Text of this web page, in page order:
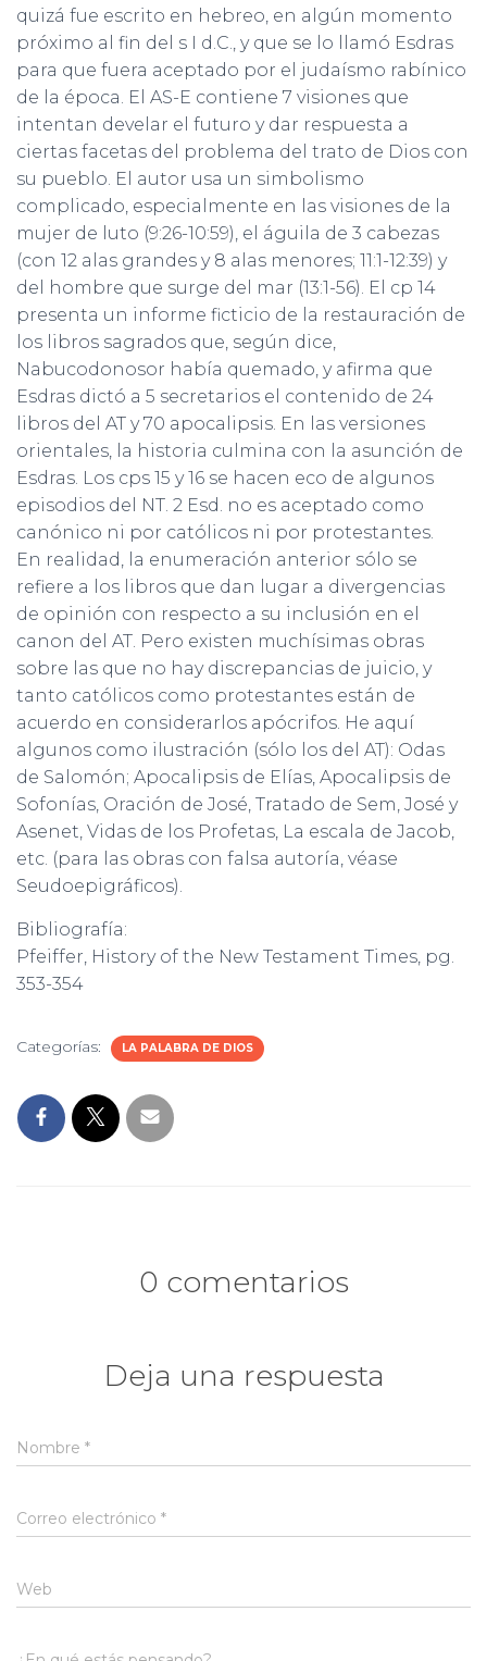
quizá fue escrito en hebreo, en algún momento
próximo al fin del s I d.C., y que se lo llamó Esdras
para que fuera aceptado por el judaísmo rabínico
de la época. El AS-E contiene 7 visiones que
intentan develar el futuro y dar respuesta a
ciertas facetas del problema del trato de Dios con
su pueblo. El autor usa un simbolismo
complicado, especialmente en las visiones de la
mujer de luto (9:26-10:59), el águila de 3 cabezas
(con 12 alas grandes y 8 alas menores; 11:1-12:39) y
del hombre que surge del mar (13:1-56). El cp 14
presenta un informe ficticio de la restauración de
los libros sagrados que, según dice,
Nabucodonosor había quemado, y afirma que
Esdras dictó a 5 secretarios el contenido de 24
libros del AT y 70 apocalipsis. En las versiones
orientales, la historia culmina con la asunción de
Esdras. Los cps 15 y 16 se hacen eco de algunos
episodios del NT. 2 Esd. no es aceptado como
canónico ni por católicos ni por protestantes.
En realidad, la enumeración anterior sólo se
refiere a los libros que dan lugar a divergencias
de opinión con respecto a su inclusión en el
canon del AT. Pero existen muchísimas obras
sobre las que no hay discrepancias de juicio, y
tanto católicos como protestantes están de
acuerdo en considerarlos apócrifos. He aquí
algunos como ilustración (sólo los del AT): Odas
de Salomón; Apocalipsis de Elías, Apocalipsis de
Sofonías, Oración de José, Tratado de Sem, José y
Asenet, Vidas de los Profetas, La escala de Jacob,
etc. (para las obras con falsa autoría, véase
Seudoepigráficos).
Bibliografía:
Pfeiffer, History of the New Testament Times, pg.
353-354
Categorías: LA PALABRA DE DIOS
0 comentarios
Deja una respuesta
Nombre *
Correo electrónico *
Web